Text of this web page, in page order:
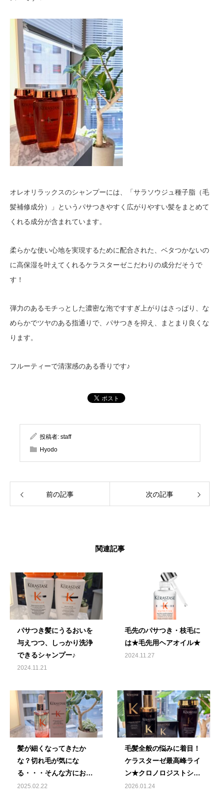
オレオリラックスのシャンプーには、「サラソウジュ種子脂（毛
髪補修成分）」というパサつきやすく広がりやすい髪をまとめて
くれる成分が含まれています。
柔らかな使い心地を実現するために配合された、ベタつかないの
に高保湿を叶えてくれるケラスターゼこだわりの成分だそうで
す！
弾力のあるモチっとした濃密な泡ですすぎ上がりはさっぱり、な
めらかでツヤのある指通りで、パサつきを抑え、まとまり良くな
ります。
フルーティーで清潔感のある香りです♪
投稿者: staff
Hyodo
前の記事 次の記事
関連記事
パサつき髪にうるおいを
与えつつ、しっかり洗浄
できるシャンプー♪
2024.11.21
毛先のパサつき・枝毛に
は★毛先用ヘアオイル★
2024.11.27
髪が細くなってきたか
な？切れ毛が気にな
る・・・そんな方におす
すめの頭皮トリートメン
2025.02.22
毛髪全般の悩みに着目！
ケラスターゼ最高峰ライ
ン★クロノロジストシリ
ーズ★
2026.01.24